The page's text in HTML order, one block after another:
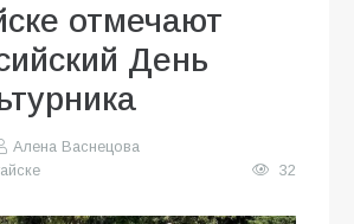
отмечают
День
Алена Васнецова
32